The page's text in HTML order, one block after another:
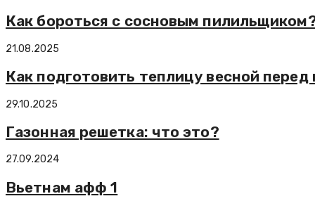
Как бороться с сосновым
21.08.2025
Как подготовить теплицу весной перед
29.10.2025
Газонная решетка: что это?
27.09.2024
Вьетнам афф 1